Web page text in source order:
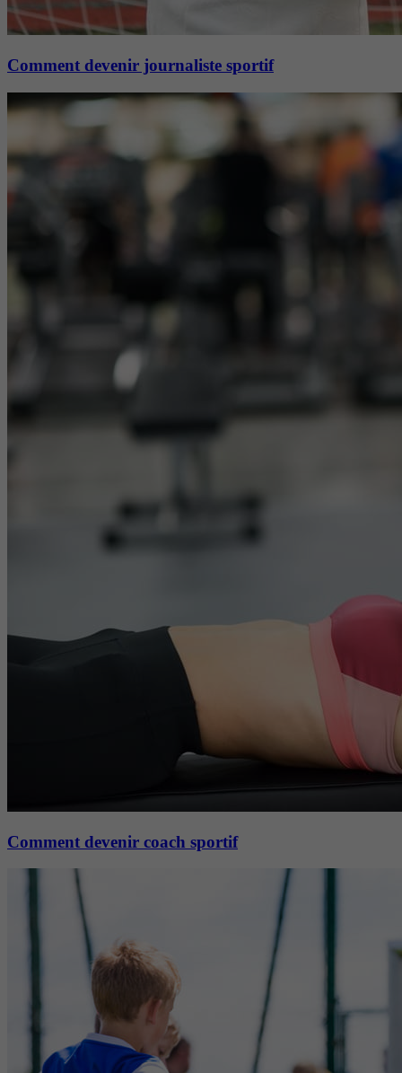
Comment devenir journaliste sportif
Comment devenir coach sportif